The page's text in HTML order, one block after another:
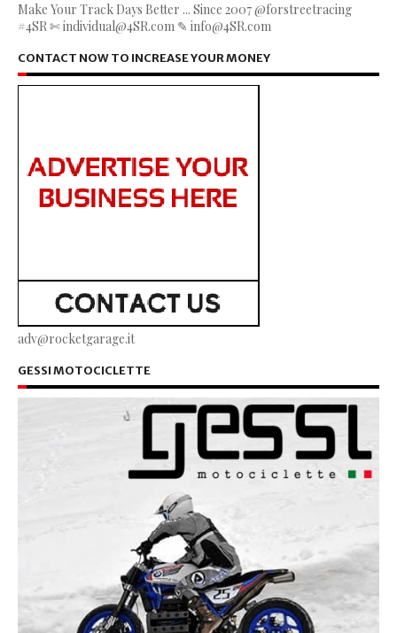
Make Your Track Days Better ... Since 2007 @forstreetracing
#4SR ✄ individual@4SR.com ✎ info@4SR.com
CONTACT NOW TO INCREASE YOUR MONEY
adv@rocketgarage.it
GESSI MOTOCICLETTE